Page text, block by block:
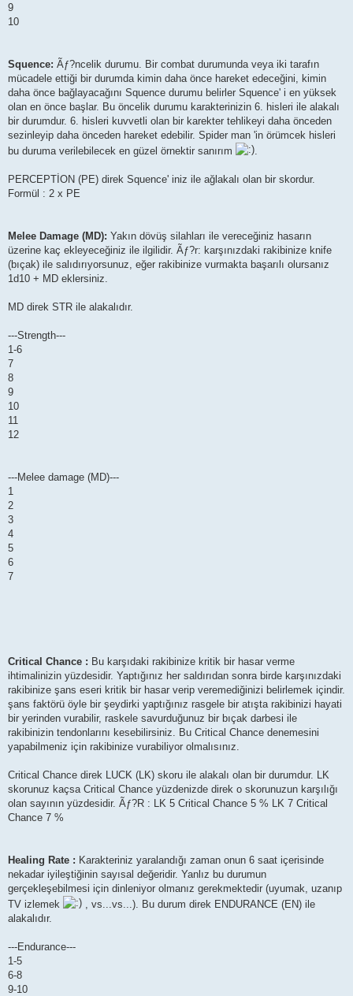
9
10
Squence: Ãƒ?ncelik durumu. Bir combat durumunda veya iki tarafın
mücadele ettiği bir durumda kimin daha önce hareket edeceğini, kimin
daha önce bağlayacağını Squence durumu belirler Squence' i en yüksek
olan en önce başlar. Bu öncelik durumu karakterinizin 6. hisleri ile alakalı
bir durumdur. 6. hisleri kuvvetli olan bir karekter tehlikeyi daha önceden
sezinleyip daha önceden hareket edebilir. Spider man 'in örümcek hisleri
bu duruma verilebilecek en güzel örnektir sanırım
PERCEPTİON (PE) direk Squence' iniz ile ağlakalı olan bir skordur.
Formül : 2 x PE
Melee Damage (MD): Yakın dövüş silahları ile vereceğiniz hasarın
üzerine kaç ekleyeceğiniz ile ilgilidir. Ãƒ?r: karşınızdaki rakibinize knife
(bıçak) ile salıdırıyorsunuz, eğer rakibinize vurmakta başarılı olursanız
1d10 + MD eklersiniz.
MD direk STR ile alakalıdır.
---Strength---
1-6
7
8
9
10
11
12
---Melee damage (MD)---
1
2
3
4
5
6
7
Critical Chance : Bu karşıdaki rakibinize kritik bir hasar verme
ihtimalinizin yüzdesidir. Yaptığınız her saldırıdan sonra birde karşınızdaki
rakibinize şans eseri kritik bir hasar verip veremediğinizi belirlemek içindir.
şans faktörü öyle bir şeydirki yaptığınız rasgele bir atışta rakibinizi hayati
bir yerinden vurabilir, raskele savurduğunuz bir bıçak darbesi ile
rakibinizin tendonlarını kesebilirsiniz. Bu Critical Chance denemesini
yapabilmeniz için rakibinize vurabiliyor olmalısınız.
Critical Chance direk LUCK (LK) skoru ile alakalı olan bir durumdur. LK
skorunuz kaçsa Critical Chance yüzdenizde direk o skorunuzun karşılığı
olan sayının yüzdesidir. Ãƒ?R : LK 5 Critical Chance 5 % LK 7 Critical
Chance 7 %
Healing Rate : Karakteriniz yaralandığı zaman onun 6 saat içerisinde
nekadar iyileştiğinin sayısal değeridir. Yanlız bu durumun
gerçekleşebilmesi için dinleniyor olmanız gerekmektedir (uyumak, uzanıp
TV izlemek
, vs...vs...). Bu durum direk ENDURANCE (EN) ile
alakalıdır.
---Endurance---
1-5
6-8
9-10